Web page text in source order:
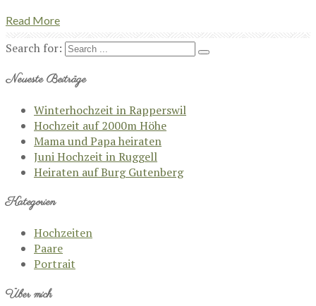
Read More
Search for:
Neueste Beiträge
Winterhochzeit in Rapperswil
Hochzeit auf 2000m Höhe
Mama und Papa heiraten
Juni Hochzeit in Ruggell
Heiraten auf Burg Gutenberg
Kategorien
Hochzeiten
Paare
Portrait
Über mich